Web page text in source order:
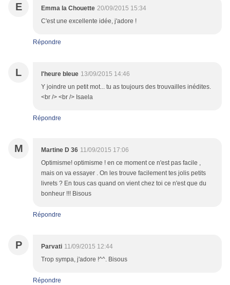
E Emma la Chouette 20/09/2015 15:34
C'est une excellente idée, j'adore !
Répondre
L l'heure bleue 13/09/2015 14:46
Y joindre un petit mot... tu as toujours des trouvailles inédites.
<br /> <br /> Isaela
Répondre
M Martine D 36 11/09/2015 17:06
Optimisme! optimisme ! en ce moment ce n'est pas facile ,
mais on va essayer . On les trouve facilement tes jolis petits
livrets ? En tous cas quand on vient chez toi ce n'est que du
bonheur !!! Bisous
Répondre
P Parvati 11/09/2015 12:44
Trop sympa, j'adore !^^. Bisous
Répondre